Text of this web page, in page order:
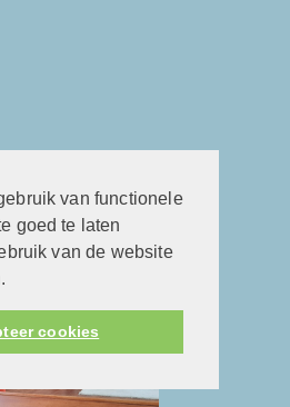
van functionele
goed te laten
van de website
cookies